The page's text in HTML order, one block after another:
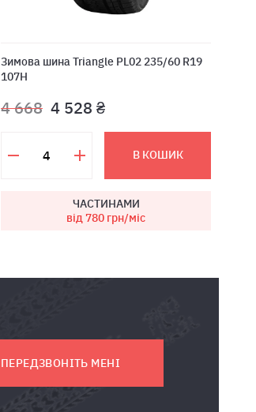
Зимова шина Triangle PL02 235/60 R19
107H
4 668 4 528 ₴
В КОШИК
ЧАСТИНАМИ
від 780 грн/міс
ПЕРЕДЗВОНІТЬ МЕНІ